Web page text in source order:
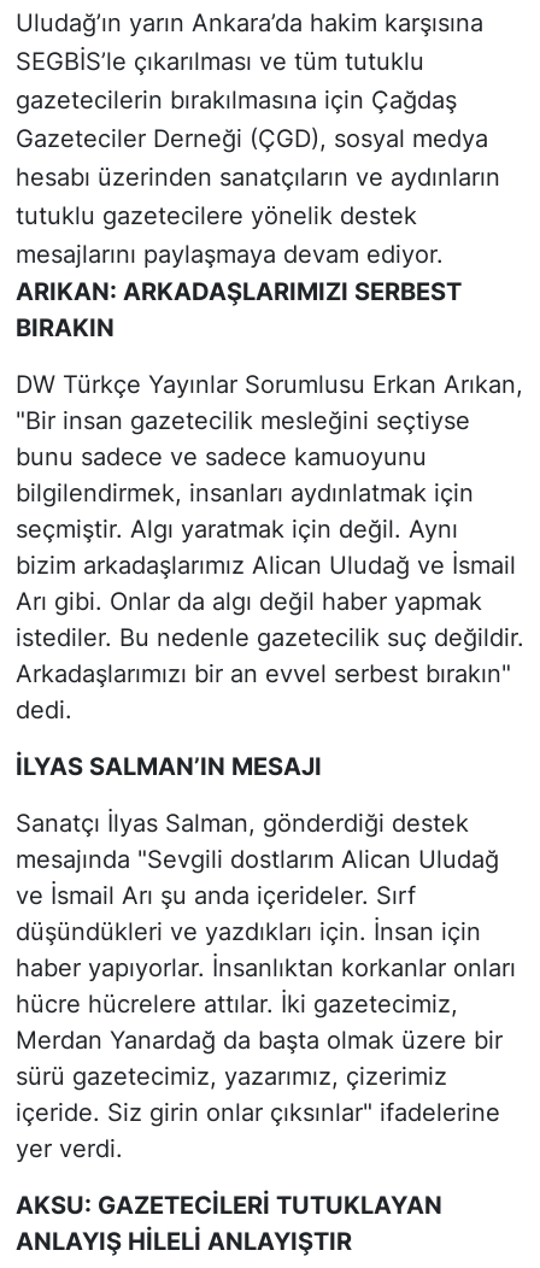
Uludağ’ın yarın Ankara’da hakim karşısına
SEGBİS’le çıkarılması ve tüm tutuklu
gazetecilerin bırakılmasına için Çağdaş
Gazeteciler Derneği (ÇGD), sosyal medya
hesabı üzerinden sanatçıların ve aydınların
tutuklu gazetecilere yönelik destek
mesajlarını paylaşmaya devam ediyor.
ARIKAN: ARKADAŞLARIMIZI SERBEST
BIRAKIN
DW Türkçe Yayınlar Sorumlusu Erkan Arıkan,
"Bir insan gazetecilik mesleğini seçtiyse
bunu sadece ve sadece kamuoyunu
bilgilendirmek, insanları aydınlatmak için
seçmiştir. Algı yaratmak için değil. Aynı
bizim arkadaşlarımız Alican Uludağ ve İsmail
Arı gibi. Onlar da algı değil haber yapmak
istediler. Bu nedenle gazetecilik suç değildir.
Arkadaşlarımızı bir an evvel serbest bırakın"
dedi.
İLYAS SALMAN’IN MESAJI
Sanatçı İlyas Salman, gönderdiği destek
mesajında "Sevgili dostlarım Alican Uludağ
ve İsmail Arı şu anda içerideler. Sırf
düşündükleri ve yazdıkları için. İnsan için
haber yapıyorlar. İnsanlıktan korkanlar onları
hücre hücrelere attılar. İki gazetecimiz,
Merdan Yanardağ da başta olmak üzere bir
sürü gazetecimiz, yazarımız, çizerimiz
içeride. Siz girin onlar çıksınlar" ifadelerine
yer verdi.
AKSU: GAZETECİLERİ TUTUKLAYAN
ANLAYIŞ HİLELİ ANLAYIŞTIR